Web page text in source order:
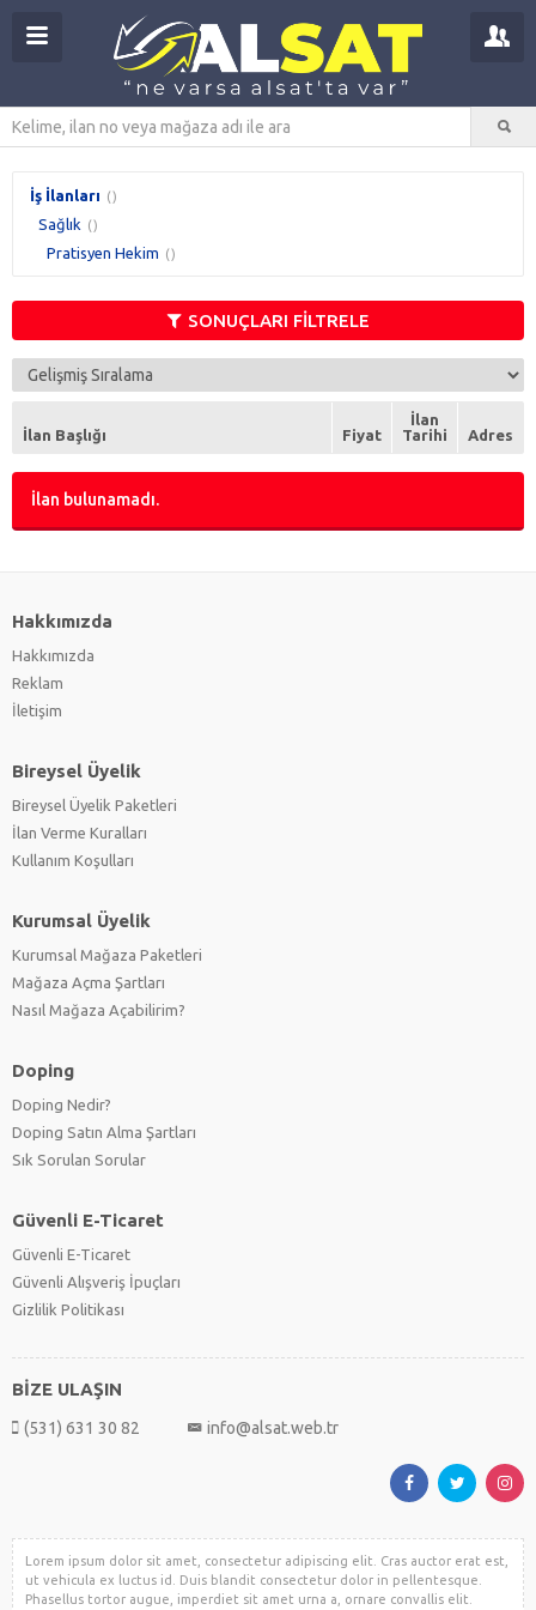
İş İlanları ()
Sağlık ()
Pratisyen Hekim ()
SONUÇLARI FİLTRELE
İlan Başlığı Fiyat
İlan
Tarihi
Adres
İlan bulunamadı.
Hakkımızda
Hakkımızda
Reklam
İletişim
Bireysel Üyelik
Bireysel Üyelik Paketleri
İlan Verme Kuralları
Kullanım Koşulları
Kurumsal Üyelik
Kurumsal Mağaza Paketleri
Mağaza Açma Şartları
Nasıl Mağaza Açabilirim?
Doping
Doping Nedir?
Doping Satın Alma Şartları
Sık Sorulan Sorular
Güvenli E-Ticaret
Güvenli E-Ticaret
Güvenli Alışveriş İpuçları
Gizlilik Politikası
BİZE ULAŞIN
(531) 631 30 82 info@alsat.web.tr
Lorem ipsum dolor sit amet, consectetur adipiscing elit. Cras auctor erat est,
ut vehicula ex luctus id. Duis blandit consectetur dolor in pellentesque.
Phasellus tortor augue, imperdiet sit amet urna a, ornare convallis elit.